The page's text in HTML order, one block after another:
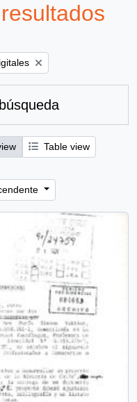
Table view